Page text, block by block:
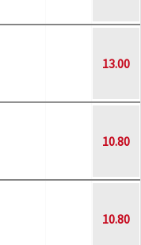
13.00
10.80
10.80